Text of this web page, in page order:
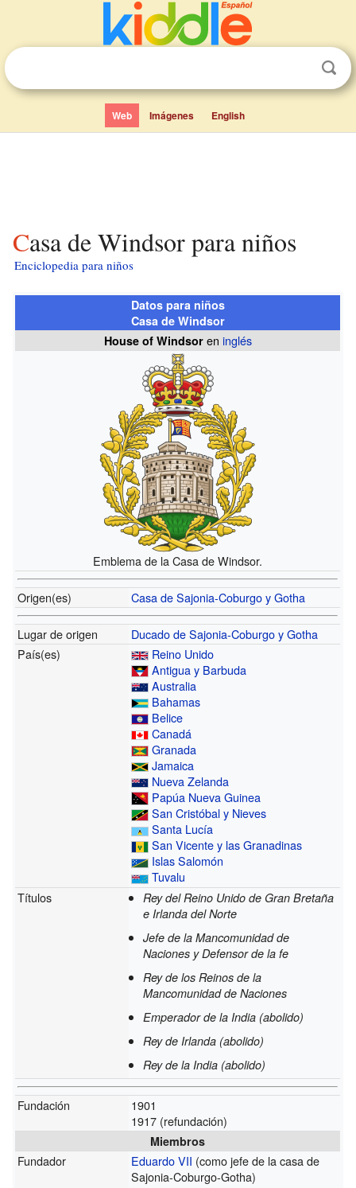
Web Imágenes English
Casa de Windsor para niños
Enciclopedia para niños
Datos para niños
Casa de Windsor
House of Windsoren inglés
Emblema de la Casa de Windsor.
Origen(es) Casa de Sajonia-Coburgo y Gotha
Lugar de origen
Ducado de Sajonia-Coburgo y Gotha
País(es)
Reino Unido
Antigua y Barbuda
Australia
Bahamas
Belice
Canadá
Granada
Jamaica
Nueva Zelanda
Papúa Nueva Guinea
San Cristóbal y Nieves
Santa Lucía
San Vicente y las Granadinas
Islas Salomón
Tuvalu
Títulos
Rey del Reino Unido de Gran Bretaña
e Irlanda del Norte
Jefe de la Mancomunidad de
Naciones y Defensor de la fe
Rey de los Reinos de la
Mancomunidad de Naciones
Emperador de la India (abolido)
Rey de Irlanda (abolido)
Rey de la India (abolido)
Fundación
1901
1917 (refundación)
Miembros
Fundador Eduardo VII (como jefe de la casa de
Sajonia-Coburgo-Gotha)